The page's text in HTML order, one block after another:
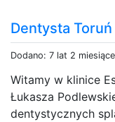
Dentysta Toruń
Dodano: 7 lat 2
Witamy w klinice
Łukasza
dentystycznych